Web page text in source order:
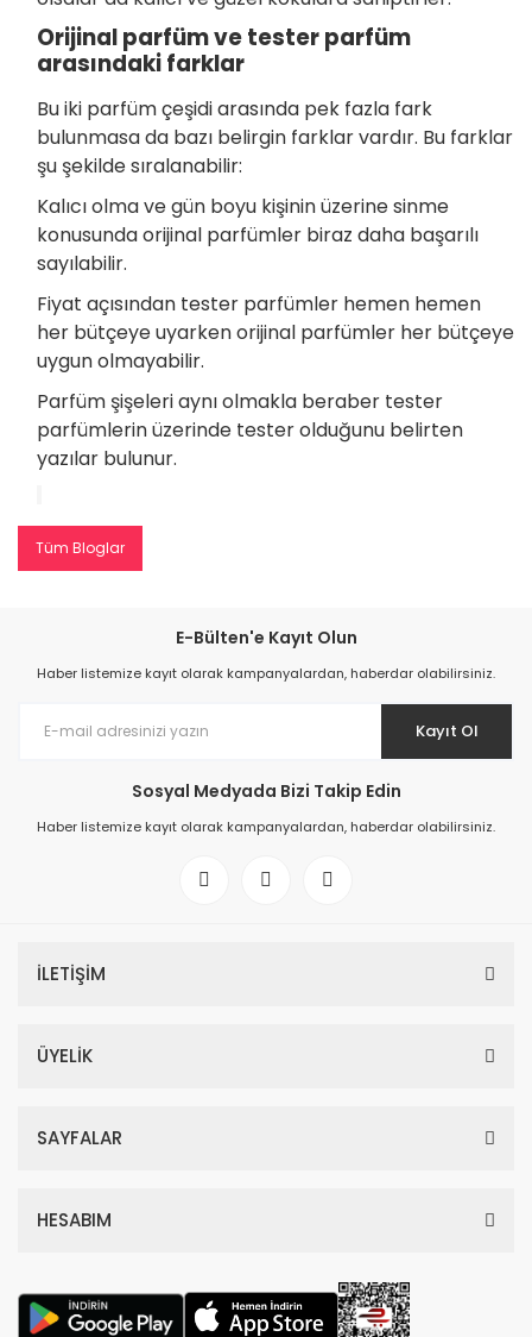
Orijinal parfüm ve tester parfüm
arasındaki farklar
Bu iki parfüm çeşidi arasında pek fazla fark
bulunmasa da bazı belirgin farklar vardır. Bu farklar
şu şekilde sıralanabilir:
Kalıcı olma ve gün boyu kişinin üzerine sinme
konusunda orijinal parfümler biraz daha başarılı
sayılabilir.
Fiyat açısından tester parfümler hemen hemen
her bütçeye uyarken orijinal parfümler her bütçeye
uygun olmayabilir.
Parfüm şişeleri aynı olmakla beraber tester
parfümlerin üzerinde tester olduğunu belirten
yazılar bulunur.
Tüm Bloglar
E-Bülten'e Kayıt Olun
Haber listemize kayıt olarak kampanyalardan, haberdar olabilirsiniz.
Kayıt Ol
Sosyal Medyada Bizi Takip Edin
Haber listemize kayıt olarak kampanyalardan, haberdar olabilirsiniz.
İLETİŞİM
ÜYELİK
SAYFALAR
HESABIM